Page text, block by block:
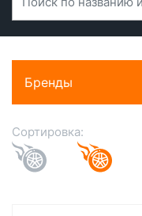
Бренды
Сортировка: